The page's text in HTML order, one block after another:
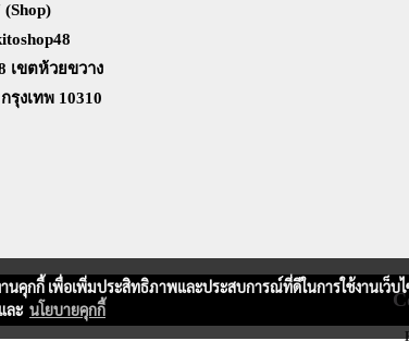
(Shop)
เขตห้วยขวาง
รุงเทพ 10310
านคุกกี้ เพื่อเพิ่มประสิทธิภาพและประสบการณ์ที่ดีในการใช้งานเว็
และ นโยบายคุกกี้